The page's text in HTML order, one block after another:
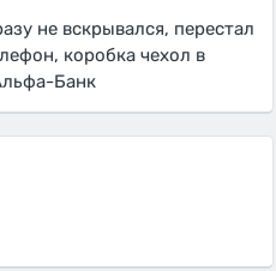
не вскрывался, перестал
коробка чехол в
Банк